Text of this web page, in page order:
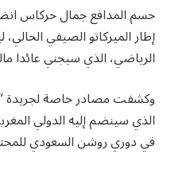
حسم المدافع جمال حركاس
إطار الميركاتو الصيفي
الرياضي، الذي سيجني عائدا
وكشفت مصادر خاصة لجريدة
الذي سينضم إليه الدولي
في دوري روشن السعودي